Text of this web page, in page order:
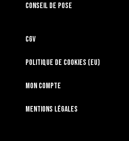
Conseil de pose
CGV
Politique de cookies (EU)
Mon compte
Mentions légales